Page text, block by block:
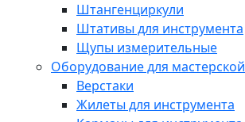
Штангенциркули
Штативы для инструмента
Щупы измерительные
Оборудование для мастерской
Верстаки
Жилеты для инструмента